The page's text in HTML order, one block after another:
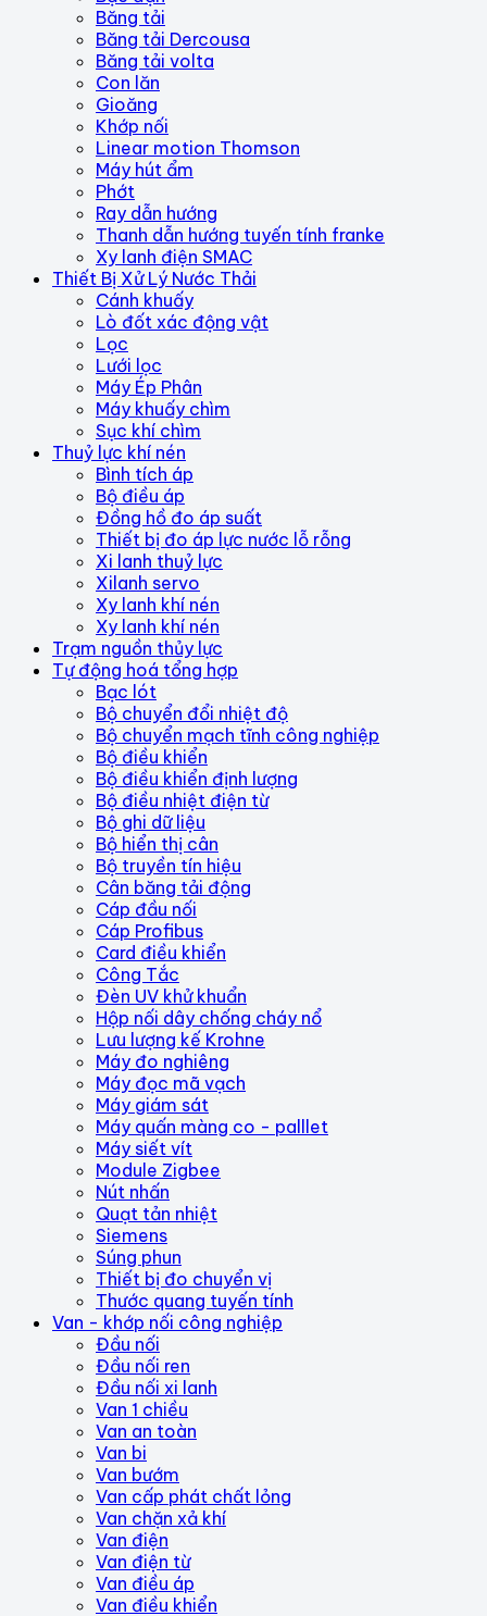
Băng tải
Băng tải Dercousa
Băng tải volta
Con lăn
Gioăng
Khớp nối
Linear motion Thomson
Máy hút ẩm
Phớt
Ray dẫn hướng
Thanh dẫn hướng tuyến tính franke
Xy lanh điện SMAC
Thiết Bị Xử Lý Nước Thải
Cánh khuấy
Lò đốt xác động vật
Lọc
Lưới lọc
Máy Ép Phân
Máy khuấy chìm
Sục khí chìm
Thuỷ lực khí nén
Bình tích áp
Bộ điều áp
Đồng hồ đo áp suất
Thiết bị đo áp lực nước lỗ rỗng
Xi lanh thuỷ lực
Xilanh servo
Xy lanh khí nén
Xy lanh khí nén
Trạm nguồn thủy lực
Tự động hoá tổng hợp
Bạc lót
Bộ chuyển đổi nhiệt độ
Bộ chuyển mạch tĩnh công nghiệp
Bộ điều khiển
Bộ điều khiển định lượng
Bộ điều nhiệt điện từ
Bộ ghi dữ liệu
Bộ hiển thị cân
Bộ truyền tín hiệu
Cân băng tải động
Cáp đầu nối
Cáp Profibus
Card điều khiển
Công Tắc
Đèn UV khử khuẩn
Hộp nối dây chống cháy nổ
Lưu lượng kế Krohne
Máy đo nghiêng
Máy đọc mã vạch
Máy giám sát
Máy quấn màng co - palllet
Máy siết vít
Module Zigbee
Nút nhấn
Quạt tản nhiệt
Siemens
Súng phun
Thiết bị đo chuyển vị
Thước quang tuyến tính
Van - khớp nối công nghiệp
Đầu nối
Đầu nối ren
Đầu nối xi lanh
Van 1 chiều
Van an toàn
Van bi
Van bướm
Van cấp phát chất lỏng
Van chặn xả khí
Van điện
Van điện từ
Van điều áp
Van điều khiển